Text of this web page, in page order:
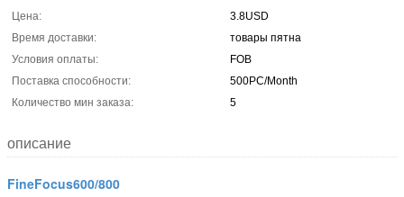
Цена:
3.8USD
Время доставки:
товары пятна
Условия оплаты:
FOB
Поставка способности:
500PC/Month
Количество мин заказа:
5
описание
FineFocus600/800